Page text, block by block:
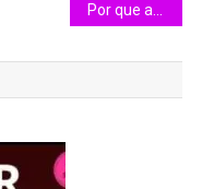
Por que a Música da Década de 70 e 80 foi tão Importante e Criativa?